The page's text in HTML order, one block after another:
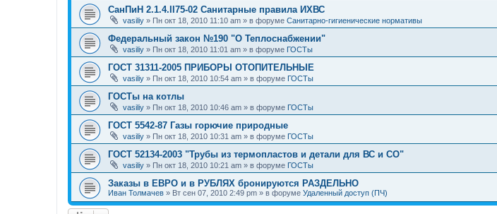
СанПиН 2.1.4.II75-02 Санитарные правила ИХВС
vasiliy » Пн окт 18, 2010 11:10 am » в форуме Санитарно-гигиенические нормативы
Федеральный закон №190 "О Теплоснабжении"
vasiliy » Пн окт 18, 2010 11:01 am » в форуме ГОСТы
ГОСТ 31311-2005 ПРИБОРЫ ОТОПИТЕЛЬНЫЕ
vasiliy » Пн окт 18, 2010 10:54 am » в форуме ГОСТы
ГОСТы на котлы
vasiliy » Пн окт 18, 2010 10:46 am » в форуме ГОСТы
ГОСТ 5542-87 Газы горючие природные
vasiliy » Пн окт 18, 2010 10:31 am » в форуме ГОСТы
ГОСТ 52134-2003 "Трубы из термопластов и детали для ВС и СО"
vasiliy » Пн окт 18, 2010 10:21 am » в форуме ГОСТы
Заказы в ЕВРО и в РУБЛЯХ бронируются РАЗДЕЛЬНО
Иван Толмачев » Вт сен 07, 2010 2:49 pm » в форуме Удаленный доступ (ПЧ)